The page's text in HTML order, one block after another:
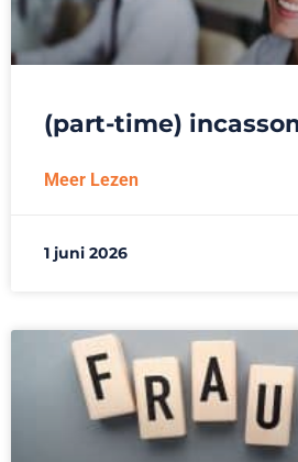
(part-time)
Meer Lezen
1 juni 2026